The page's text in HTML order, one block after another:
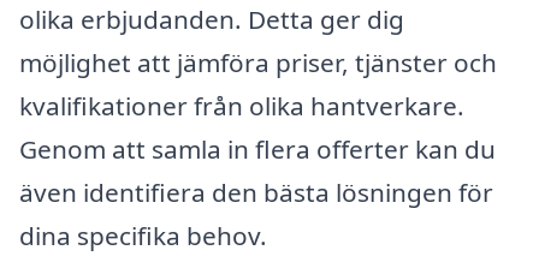
olika erbjudanden. Detta ger dig
möjlighet att jämföra priser, tjänster och
kvalifikationer från olika hantverkare.
Genom att samla in flera offerter kan du
även identifiera den bästa lösningen för
dina specifika behov.